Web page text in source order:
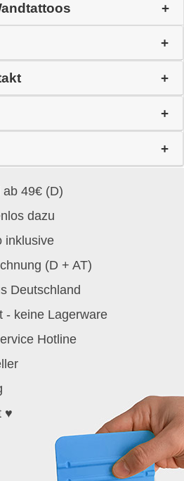
49€ (D)
dazu
inklusive
(D + AT)
Deutschland
- keine Lagerware
Hotline
♥